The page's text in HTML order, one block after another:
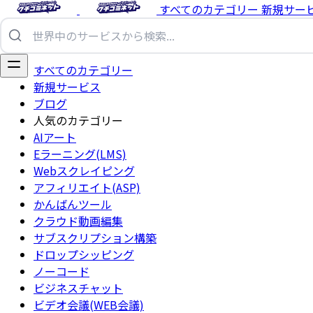
すべてのカテゴリー 新規サー
すべてのカテゴリー
新規サービス
ブログ
人気のカテゴリー
AIアート
Eラーニング(LMS)
Webスクレイピング
アフィリエイト(ASP)
かんばんツール
クラウド動画編集
サブスクリプション構築
ドロップシッピング
ノーコード
ビジネスチャット
ビデオ会議(WEB会議)